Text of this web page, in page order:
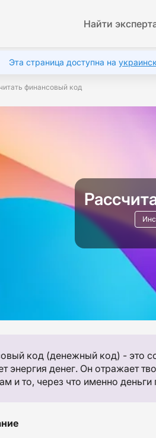
Найти
Эта страница доступна на
финансовый код
код (денежный код) - это
энергия денег. Он отражает
и то, через что именно